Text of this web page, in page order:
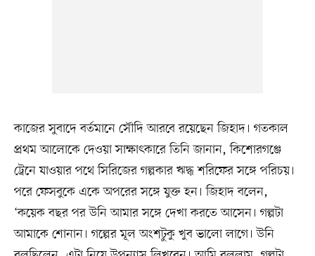
কাজের সুবাদে বর্তমানে সৌদি আরবে রয়েছেন জিহাদ। গতকাল
প্রথম আলোকে দেওয়া সাক্ষাৎকারে তিনি জানান, কিশোরগঞ্জে
ট্রেনে যাওয়ার পথে সিরিজের গল্পকার ঋদ্ধ শরিফের সঙ্গে পরিচয়।
পরে ফেসবুকে একে অপরের সঙ্গে যুক্ত হন। জিহাদ বলেন,
‘কয়েক বছর পর উনি আমার সঙ্গে দেখা করতে আসেন। গল্পটা
আমাকে শোনান। গল্পের মূল অংশটুকু খুব ভালো লাগে। উনি